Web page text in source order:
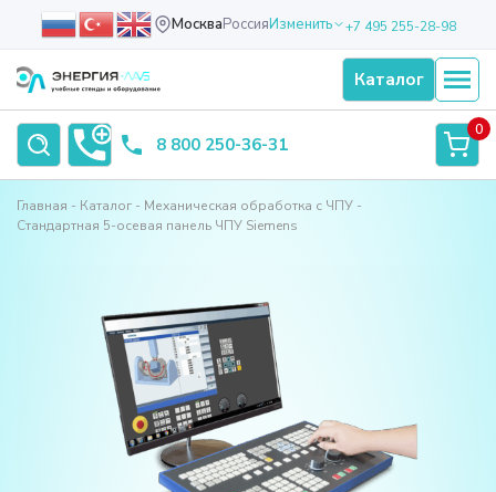
МоскваРоссияИзменить +7 495 255-28-98
Каталог
8 800 250-36-31
0
Главная Каталог
Механическая обработка с ЧПУ
Стандартная 5-осевая панель ЧПУ Siemens